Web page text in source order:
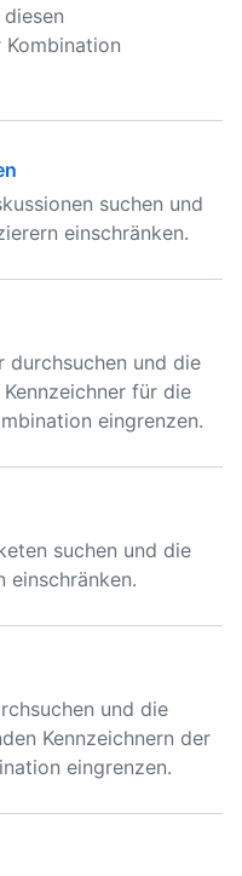
suchen und
einschränken.
durchsuchen und die
für die
eingrenzen.
suchen und die
einschränken.
und die
Kennzeichnern der
eingrenzen.